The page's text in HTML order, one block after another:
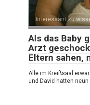
Interessant zu
Als das Baby
Arzt
Eltern sahen,
Alle im Kreißsaal
und David hatten